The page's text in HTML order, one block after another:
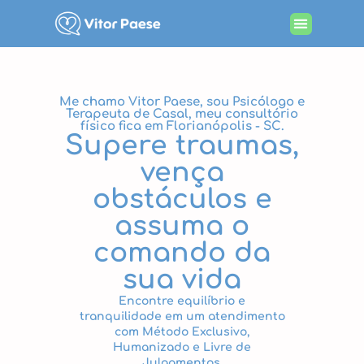
Me chamo Vitor Paese, sou Psicólogo e
Terapeuta de Casal, meu consultório
físico fica em Florianópolis - SC.
Supere traumas,
vença
obstáculos e
assuma o
comando da
sua vida
Encontre equilíbrio e
tranquilidade em um atendimento
com Método Exclusivo,
Humanizado e Livre de